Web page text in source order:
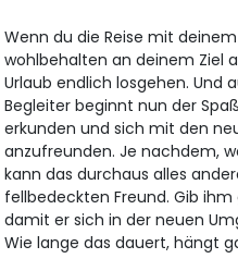
Wenn du die Reise mit
wohlbehalten an deinem Ziel
Urlaub endlich losgehen. Und
Begleiter beginnt nun der
erkunden und sich mit den
anzufreunden. Je nachdem,
kann das durchaus alles
fellbedeckten Freund. Gib
damit er sich in der neuen
Wie lange das dauert, hängt